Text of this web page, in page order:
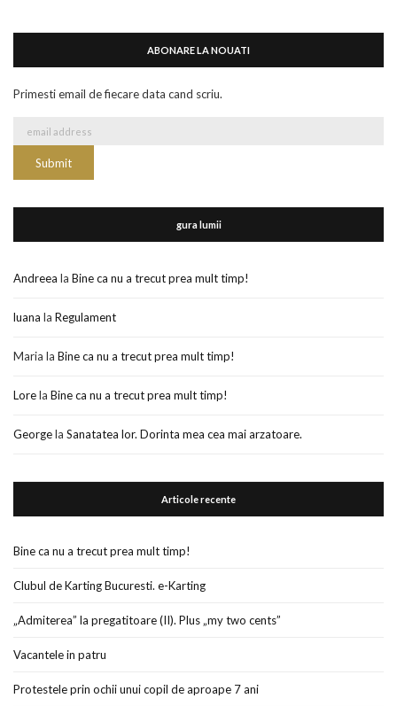
ABONARE LA NOUATI
Primesti email de fiecare data cand scriu.
gura lumii
Andreea la Bine ca nu a trecut prea mult timp!
luana la Regulament
Maria la Bine ca nu a trecut prea mult timp!
Lorela Bine ca nu a trecut prea mult timp!
Georgela Sanatatea lor. Dorinta mea cea mai arzatoare.
Articole recente
Bine ca nu a trecut prea mult timp!
Clubul de Karting Bucuresti. e-Karting
„Admiterea” la pregatitoare (II). Plus „my two cents”
Vacantele in patru
Protestele prin ochii unui copil de aproape 7 ani